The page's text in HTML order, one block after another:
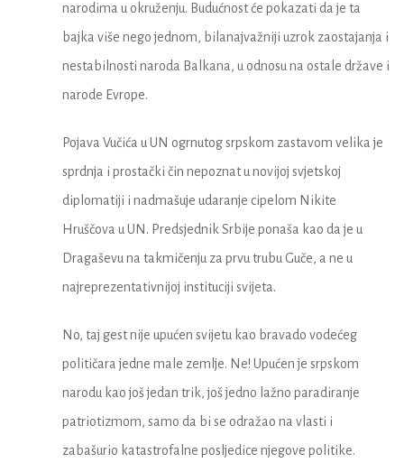
narodima u okruženju. Budućnost će pokazati da je ta
bajka više nego jednom, bilanajvažniji uzrok zaostajanja i
nestabilnosti naroda Balkana, u odnosu na ostale države i
narode Evrope.
Pojava Vučića u UN ogrnutog srpskom zastavom velika je
sprdnja i prostački čin nepoznat u novijoj svjetskoj
diplomatiji i nadmašuje udaranje cipelom Nikite
Hruščova u UN. Predsjednik Srbije ponaša kao da je u
Dragaševu na takmičenju za prvu trubu Guče, a ne u
najreprezentativnijoj instituciji svijeta.
No, taj gest nije upućen svijetu kao bravado vodećeg
političara jedne male zemlje. Ne! Upućen je srpskom
narodu kao još jedan trik, još jedno lažno paradiranje
patriotizmom, samo da bi se odražao na vlasti i
zabašurio katastrofalne posljedice njegove politike.